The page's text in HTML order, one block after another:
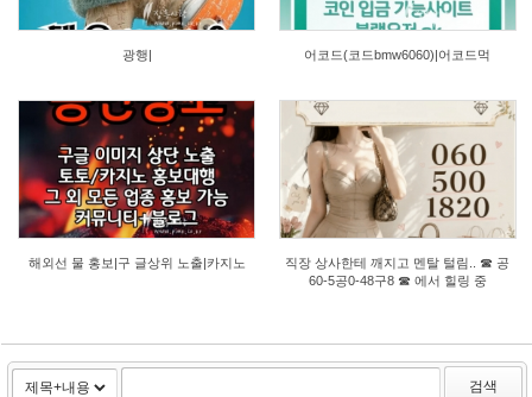
광행| 어코드(코드bmw6060)|어코드먹
10
해외선 물 홍보|구 글상위 노출|카지노
39
직장 상사한테 깨지고 멘탈 털림.. ☎ 공
60-5공0-48구8 ☎ 에서 힐링 중
검색